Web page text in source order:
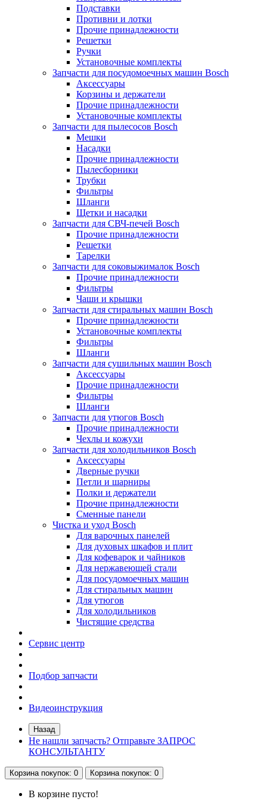
Подставки
Противни и лотки
Прочие принадлежности
Решетки
Ручки
Установочные комплекты
Запчасти для посудомоечных машин Bosch
Аксессуары
Корзины и держатели
Прочие принадлежности
Установочные комплекты
Запчасти для пылесосов Bosch
Мешки
Насадки
Прочие принадлежности
Пылесборники
Трубки
Фильтры
Шланги
Щетки и насадки
Запчасти для СВЧ-печей Bosch
Прочие принадлежности
Решетки
Тарелки
Запчасти для соковыжималок Bosch
Прочие принадлежности
Фильтры
Чаши и крышки
Запчасти для стиральных машин Bosch
Прочие принадлежности
Установочные комплекты
Фильтры
Шланги
Запчасти для сушильных машин Bosch
Аксессуары
Прочие принадлежности
Фильтры
Шланги
Запчасти для утюгов Bosch
Прочие принадлежности
Чехлы и кожухи
Запчасти для холодильников Bosch
Аксессуары
Дверные ручки
Петли и шарниры
Полки и держатели
Прочие принадлежности
Сменные панели
Чистка и уход Bosch
Для варочных панелей
Для духовых шкафов и плит
Для кофеварок и чайников
Для нержавеющей стали
Для посудомоечных машин
Для стиральных машин
Для утюгов
Для холодильников
Чистящие средства
Сервис центр
Подбор запчасти
Видеоинструкция
Назад
Не нашли запчасть? Отправьте ЗАПРОС
КОНСУЛЬТАНТУ
Корзинапокупок: 0 Корзинапокупок: 0
В корзине пусто!